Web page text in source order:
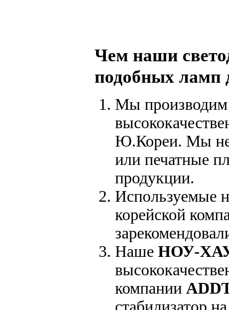
Чем наши
подобных ламп
Мы производим
Ю.Кореи. Мы не
или печатные
продукции.
Используемые
корейской
Наше НОУ-
компании